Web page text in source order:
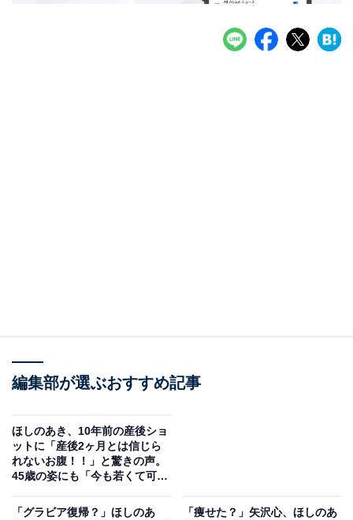
編集部が選ぶおすすめ記事
ほしのあき、10年前の産後ショ
ットに「産後2ヶ月とは信じら
れないお腹！！」と驚きの声。
45歳の姿にも「今も若くて可愛
「グラビア復帰？」ほしのあ
「痩せた？」矢沢心、ほしのあ